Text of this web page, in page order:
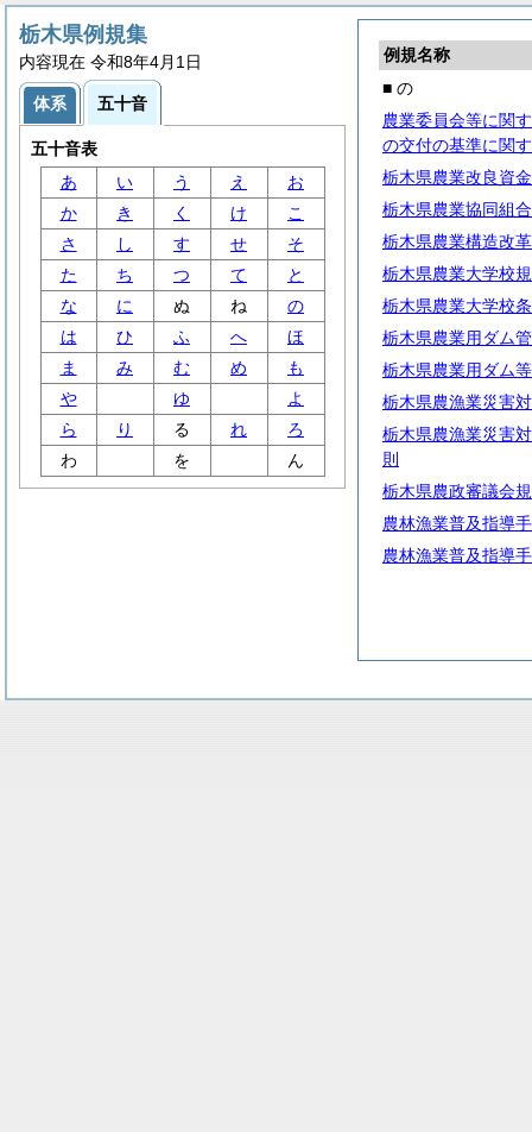
例規名称
■ の
農業委員会等に関
の交付の基準に関
栃木県農業改良資
栃木県農業協同組
栃木県農業構造改
栃木県農業大学校
栃木県農業大学校
栃木県農業用ダム
栃木県農業用ダム
栃木県農漁業災害
栃木県農漁業災害
則
栃木県農政審議会
農林漁業普及指導
農林漁業普及指導
栃木県例規集
内容現在 令和8年4月1日
体系 五十音
五十音表
あ
い う え
お
か
き く け
こ
さ
し す せ
そ
た
ち つ て
と
な
に ぬ ね
の
は
ひ ふ へ
ほ
ま
み む め
も
や
ゆ
よ
ら
り る れ
ろ
わ
を ん